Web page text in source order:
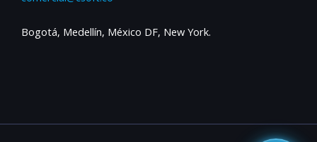
Bogotá, Medellín, México DF, New York.